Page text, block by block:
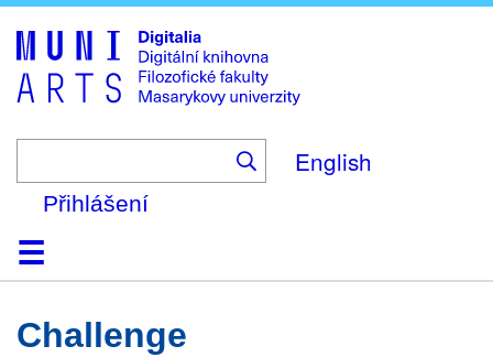
to
main
content
English
Přihlášení
DomůKolekce
Prohlížení
Vyhledávání
O platformě
Nápověda
KontaktDigitalia
Challenge